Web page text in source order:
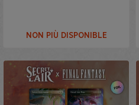
NON PIÙ DISPONIBLE